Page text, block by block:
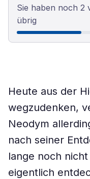
Sie haben noch 2
übrig
Heute aus der
wegzudenken,
Neodym
nach seiner
lange noch
eigentlich